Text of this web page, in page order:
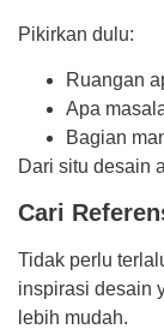
Pikirkan dulu:
Ruangan
Apa
Bagian
Dari situ desain
Cari
Tidak perlu
inspirasi desain
lebih mudah.